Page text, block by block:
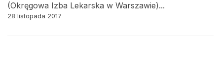
(Okręgowa Izba Lekarska w Warszawie)...
28 listopada 2017